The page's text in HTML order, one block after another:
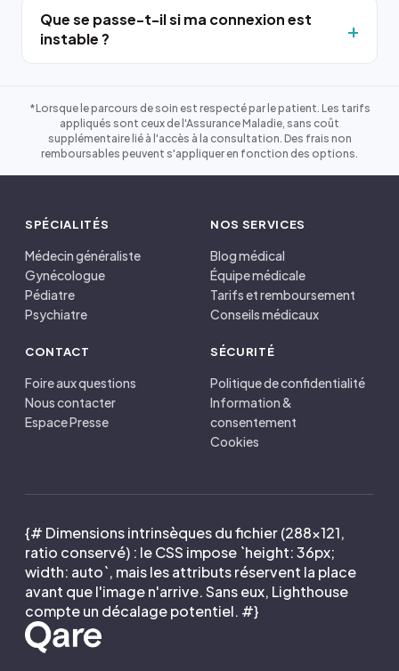
Que se passe-t-il si ma connexion est
instable ?
*Lorsque le parcours de soin est respecté par le patient. Les tarifs
appliqués sont ceux de l'Assurance Maladie, sans coût
supplémentaire lié à l'accès à la consultation. Des frais non
remboursables peuvent s'appliquer en fonction des options.
SPÉCIALITÉS
Médecin généraliste
Gynécologue
Pédiatre
Psychiatre
NOS SERVICES
Blog médical
Équipe médicale
Tarifs et remboursement
Conseils médicaux
CONTACT
Foire aux questions
Nous contacter
Espace Presse
SÉCURITÉ
Politique de confidentialité
Information &
consentement
Cookies
{# Dimensions intrinsèques du fichier (288×121,
ratio conservé) : le CSS impose `height: 36px;
width: auto`, mais les attributs réservent la place
avant que l'image n'arrive. Sans eux, Lighthouse
compte un décalage potentiel. #}